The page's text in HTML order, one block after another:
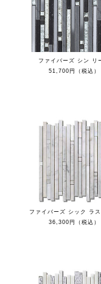
ファイバーズ シン リ
51,700円（税込）
ファイバーズ シック ラス
36,300円（税込）